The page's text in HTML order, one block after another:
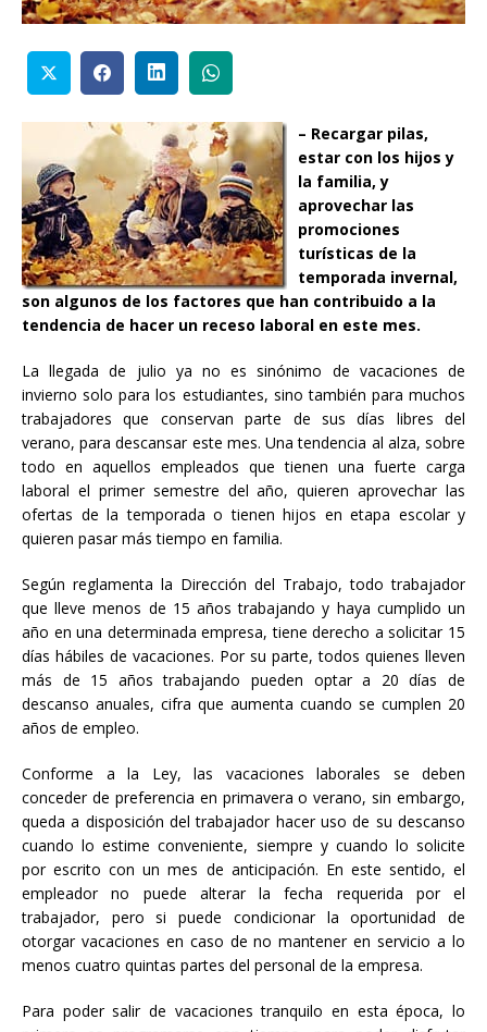
– Recargar pilas,
estar con los hijos y
la familia, y
aprovechar las
promociones
turísticas de la
temporada invernal,
son algunos de los factores que han contribuido a la
tendencia de hacer un receso laboral en este mes.
La llegada de julio ya no es sinónimo de vacaciones de
invierno solo para los estudiantes, sino también para muchos
trabajadores que conservan parte de sus días libres del
verano, para descansar este mes. Una tendencia al alza, sobre
todo en aquellos empleados que tienen una fuerte carga
laboral el primer semestre del año, quieren aprovechar las
ofertas de la temporada o tienen hijos en etapa escolar y
quieren pasar más tiempo en familia.
Según reglamenta la Dirección del Trabajo, todo trabajador
que lleve menos de 15 años trabajando y haya cumplido un
año en una determinada empresa, tiene derecho a solicitar 15
días hábiles de vacaciones. Por su parte, todos quienes lleven
más de 15 años trabajando pueden optar a 20 días de
descanso anuales, cifra que aumenta cuando se cumplen 20
años de empleo.
Conforme a la Ley, las vacaciones laborales se deben
conceder de preferencia en primavera o verano, sin embargo,
queda a disposición del trabajador hacer uso de su descanso
cuando lo estime conveniente, siempre y cuando lo solicite
por escrito con un mes de anticipación. En este sentido, el
empleador no puede alterar la fecha requerida por el
trabajador, pero si puede condicionar la oportunidad de
otorgar vacaciones en caso de no mantener en servicio a lo
menos cuatro quintas partes del personal de la empresa.
Para poder salir de vacaciones tranquilo en esta época, lo